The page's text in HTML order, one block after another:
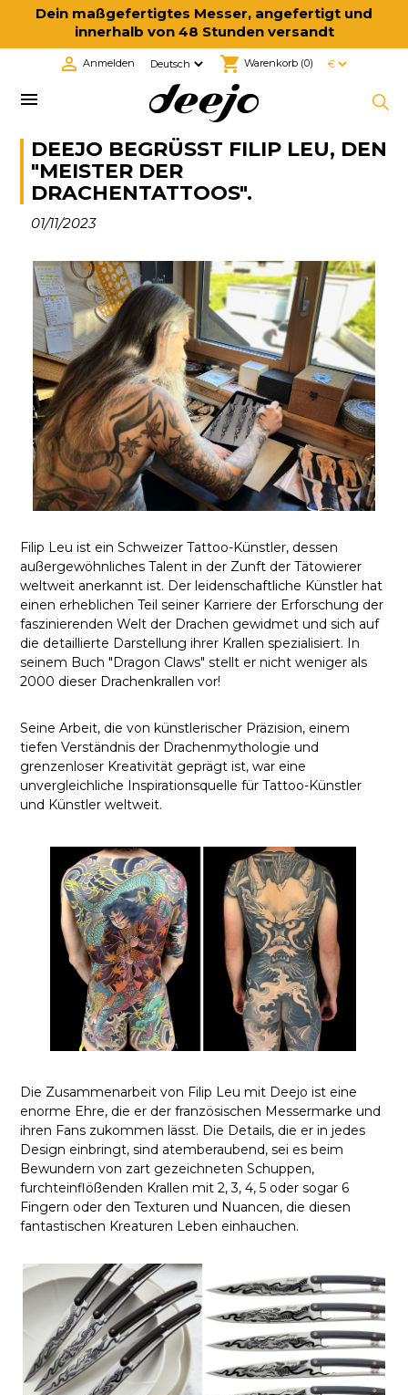
Dein maßgefertigtes Messer, angefertigt und
innerhalb von 48 Stunden versandt
shopping_cart Warenkorb (0)
 Anmelden

DEEJO BEGRÜSST FILIP LEU, DEN "
MEISTER DER D
RACHENTATTOOS".
01/11/2023
Filip Leu ist ein Schweizer Tattoo-Künstler, dessen
außergewöhnliches Talent in der Zunft der Tätowierer
weltweit anerkannt ist. Der leidenschaftliche Künstler hat
einen erheblichen Teil seiner Karriere der Erforschung der
faszinierenden Welt der Drachen gewidmet und sich auf
die detaillierte Darstellung ihrer Krallen spezialisiert. In
seinem Buch "Dragon Claws" stellt er nicht weniger als
2000 dieser Drachenkrallen vor!
Seine Arbeit, die von künstlerischer Präzision, einem
tiefen Verständnis der Drachenmythologie und
grenzenloser Kreativität geprägt ist, war eine
unvergleichliche Inspirationsquelle für Tattoo-Künstler
und Künstler weltweit.
Die Zusammenarbeit von Filip Leu mit Deejo ist eine
enorme Ehre, die er der französischen Messermarke und
ihren Fans zukommen lässt. Die Details, die er in jedes
Design einbringt, sind atemberaubend, sei es beim
Bewundern von zart gezeichneten Schuppen,
furchteinflößenden Krallen mit 2, 3, 4, 5 oder sogar 6
Fingern oder den Texturen und Nuancen, die diesen
fantastischen Kreaturen Leben einhauchen.